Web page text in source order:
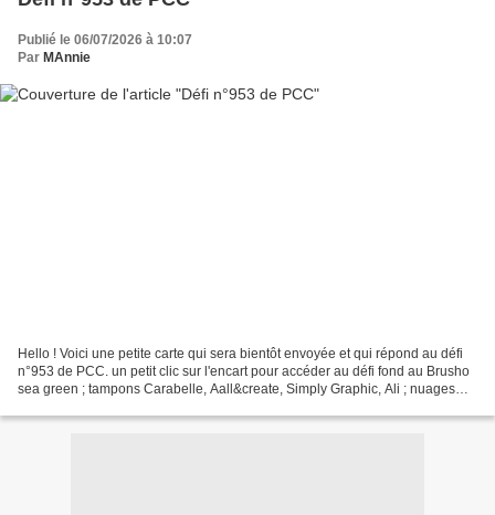
Publié le 06/07/2026 à 10:07
Par MAnnie
Hello ! Voici une petite carte qui sera bientôt envoyée et qui répond au défi
n°953 de PCC. un petit clic sur l'encart pour accéder au défi fond au Brusho
sea green ; tampons Carabelle, Aall&create, Simply Graphic, Ali ; nuages